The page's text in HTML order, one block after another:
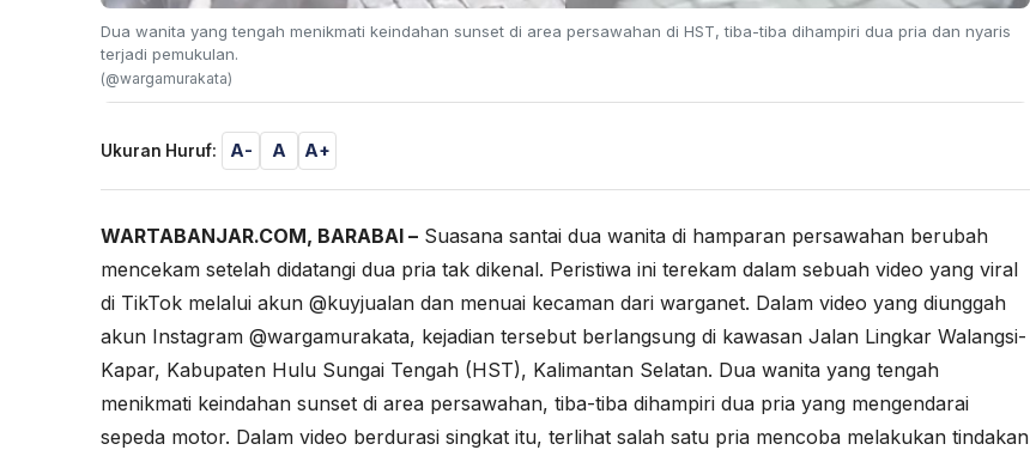
Dua wanita yang tengah menikmati keindahan sunset di area persawahan di HST, tiba-tiba dihampiri dua pria dan nyaris
terjadi pemukulan.
(@wargamurakata)
Ukuran Huruf: A- A A+
WARTABANJAR.COM, BARABAI – Suasana santai dua wanita di hamparan persawahan berubah
mencekam setelah didatangi dua pria tak dikenal. Peristiwa ini terekam dalam sebuah video yang viral
di TikTok melalui akun @kuyjualan dan menuai kecaman dari warganet. Dalam video yang diunggah
akun Instagram @wargamurakata, kejadian tersebut berlangsung di kawasan Jalan Lingkar Walangsi-
Kapar, Kabupaten Hulu Sungai Tengah (HST), Kalimantan Selatan. Dua wanita yang tengah
menikmati keindahan sunset di area persawahan, tiba-tiba dihampiri dua pria yang mengendarai
sepeda motor. Dalam video berdurasi singkat itu, terlihat salah satu pria mencoba melakukan tindakan